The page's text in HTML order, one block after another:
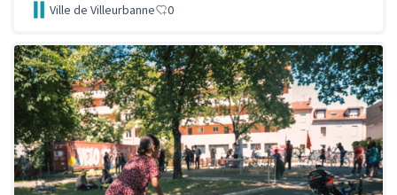
Ville de Villeurbanne 0